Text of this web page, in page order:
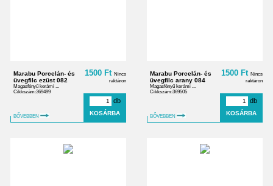
Marabu Porcelán- és
üvegfilc ezüst 082
Magasfényű kerámi ...
Cikkszám:369499
BŐVEBBEN
1500 Ft Nincs
raktáron
db
Marabu Porcelán- és
üvegfilc arany 084
Magasfényű kerámi ...
Cikkszám:369505
BŐVEBBEN
1500 Ft Nincs
raktáron
db